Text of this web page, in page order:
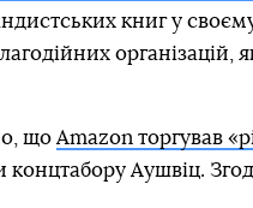
книг у
організацій,
що Amazon торгував
концтабору Аушвіц.